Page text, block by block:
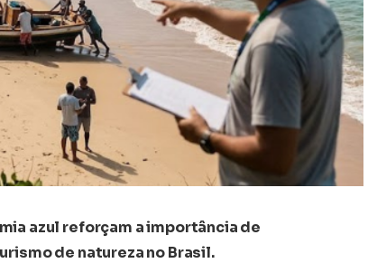
azul reforçam a importância de
de natureza no Brasil.